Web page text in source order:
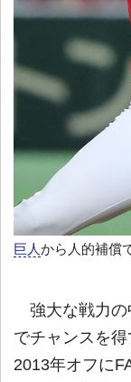
巨人から人的補償
強大な戦力の
でチャンスを
2013年オフに